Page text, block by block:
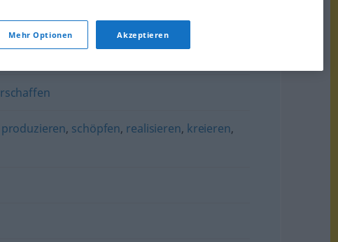
produzieren, schöpfen, realisieren, kreieren,
Mehr Optionen Akzeptieren